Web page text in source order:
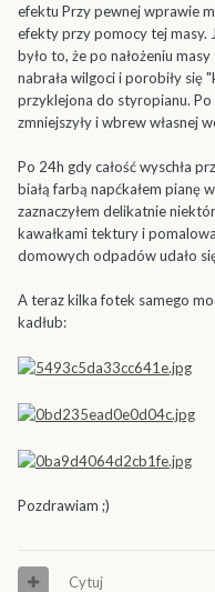
efektu Przy pewnej wprawie
efekty przy pomocy tej masy.
było to, że po nałożeniu
nabrała wilgoci i porobiły się
przyklejona do styropianu.
zmniejszyły i wbrew własnej
Po 24h gdy całość wyschła
białą farbą napćkałem pianę
zaznaczyłem delikatnie
kawałkami tektury i
domowych odpadów udało
A teraz kilka fotek samego
kadłub:
Pozdrawiam ;)
Cytuj